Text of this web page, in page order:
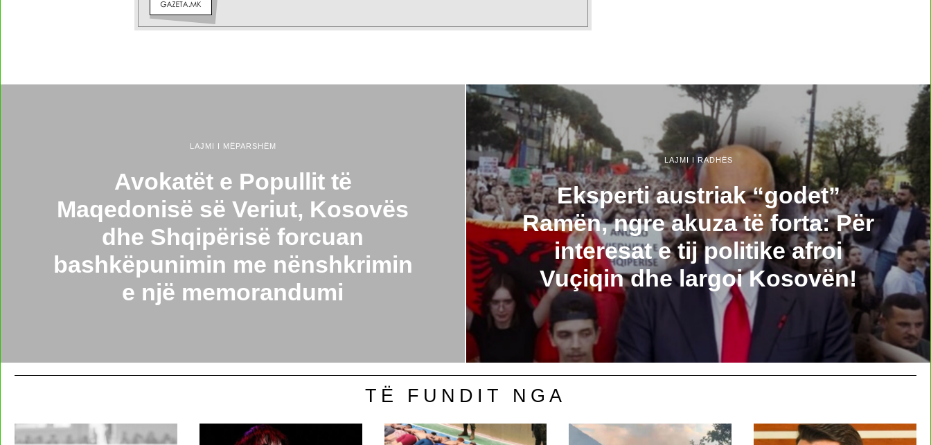
LAJMI I MËPARSHËM
Avokatët e Popullit të
Maqedonisë së Veriut, Kosovës
dhe Shqipërisë forcuan
bashkëpunimin me nënshkrimin
e një memorandumi
LAJMI I RADHËS
Eksperti austriak “godet”
Ramën, ngre akuza të forta: Për
interesat e tij politike afroi
Vuçiqin dhe largoi Kosovën!
TË FUNDIT NGA